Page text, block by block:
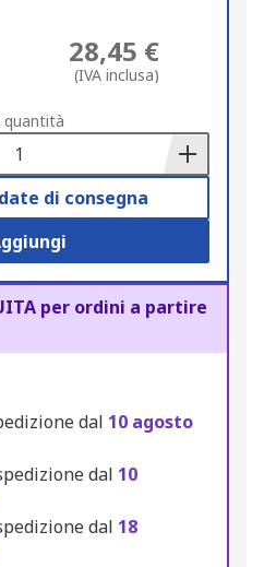
28,45 €
(IVA inclusa)
quantità
di consegna
per ordini a partire
dal 10 agosto
dal 10
dal 18